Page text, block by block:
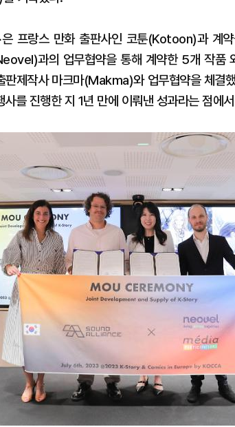
프랑스 만화 출판사인 코툰(Kotoon)과 계
과의 업무협약을 통해 계약한 5개 작품
판제작사 마크마(Makma)와 업무협약을 체결
를 진행한 지 1년 만에 이뤄낸 성과라는 점에